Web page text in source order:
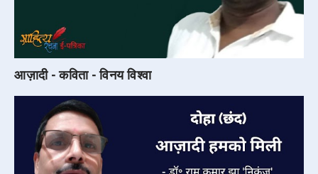
आज़ादी - कविता - विनय विश्वा